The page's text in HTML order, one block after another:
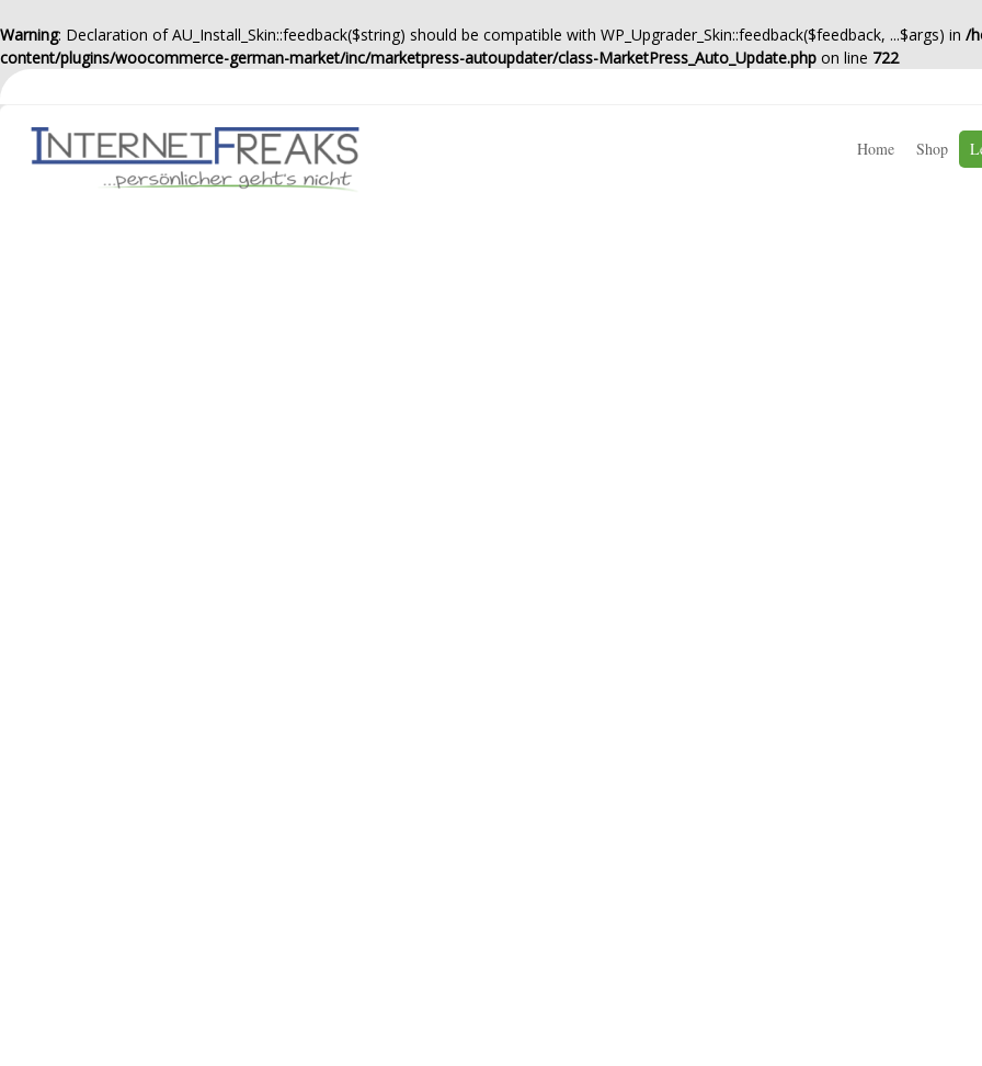
Warning: Declaration of AU_Install_Skin::feedback($string) should be compatible with WP_Upgrader_Skin::feedback($feedback, ...$args) in /
content/plugins/woocommerce-german-market/inc/marketpress-autoupdater/class-MarketPress_Auto_Update.php on line 722
Home Shop